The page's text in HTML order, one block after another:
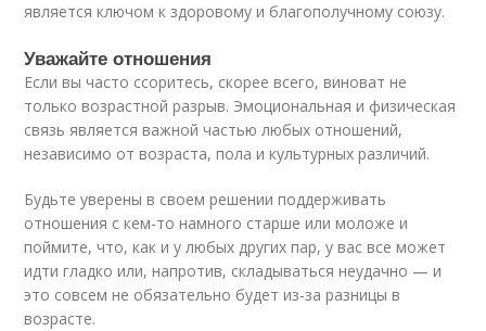
является ключом к здоровому и благополучному союзу.
Уважайте отношения
Если вы часто ссоритесь, скорее всего, виноват не
только возрастной разрыв. Эмоциональная и физическая
связь является важной частью любых отношений,
независимо от возраста, пола и культурных различий.
Будьте уверены в своем решении поддерживать
отношения с кем-то намного старше или моложе и
поймите, что, как и у любых других пар, у вас все может
идти гладко или, напротив, складываться неудачно — и
это совсем не обязательно будет из-за разницы в
возрасте.